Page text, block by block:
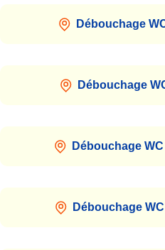
Débouchage
Débouchage
Débouchage
Débouchage